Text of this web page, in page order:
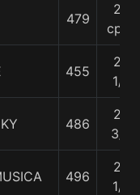
479
20
cpos
455
23
1/4
486
25
3/4
496
29
1/2